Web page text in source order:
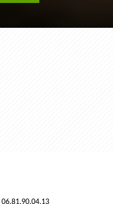
06.81.90.04.13